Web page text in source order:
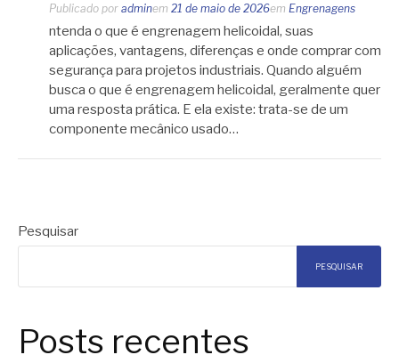
Publicado por adminem 21 de maio de 2026em Engrenagens
ntenda o que é engrenagem helicoidal, suas
aplicações, vantagens, diferenças e onde comprar com
segurança para projetos industriais. Quando alguém
busca o que é engrenagem helicoidal, geralmente quer
uma resposta prática. E ela existe: trata-se de um
componente mecânico usado…
Pesquisar
PESQUISAR
Posts recentes